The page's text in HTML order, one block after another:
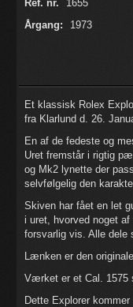
Ref. nr.
1655
Årgang:
1973
Et klassisk Rolex
fra Klarlund d. 26.
En af de fedeste og
Uret fremstår i rigtig
og Mk2 lynette der
selvfølgelig den
Skiven har fået en let
i uret, hvorved noget
forsvarlig vis. Alle dele
Lænken er den
Værket er et Cal. 1575
Dette Explorer